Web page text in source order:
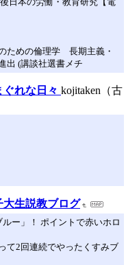
ための倫理学 長期主義・
出 (講談社選書メチ
ぐれな日々 kojitaken（古
大生説教ブログ
ー」！ ポイントで赤いホロ
て2回連続でやったくすみブ